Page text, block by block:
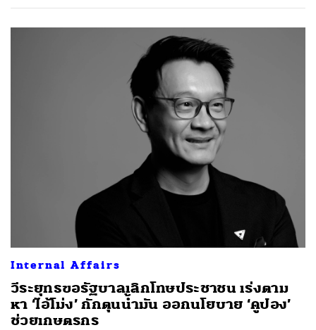
Internal Affairs
วีระยุทธขอรัฐบาลเลิกโทษประชาชน เร่งตาม
หา ‘ไอ้โม่ง’ กักตุนน้ำมัน ออกนโยบาย ‘คูปอง’
ช่วยเกษตรกร
ค้นหา
SHARE TWEET LINE EMAIL